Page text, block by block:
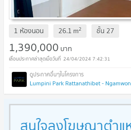
1 ห้องนอน 26.1 m2 ชั้น 27
1,390,000 บาท
24/04/2024 7:42:31